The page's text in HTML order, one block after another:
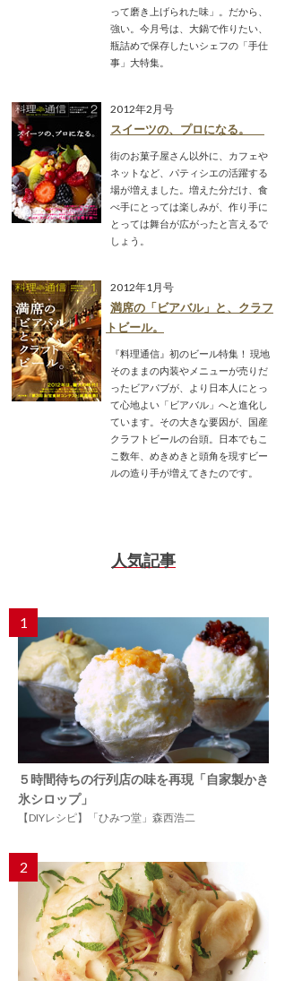
って磨き上げられた味」。だから、
強い。今月号は、大鍋で作りたい、
瓶詰めで保存したいシェフの「手仕
事」大特集。
2012年2月号
スイーツの、プロになる。
街のお菓子屋さん以外に、カフェや
ネットなど、パティシエの活躍する
場が増えました。増えた分だけ、食
べ手にとっては楽しみが、作り手に
とっては舞台が広がったと言えるで
しょう。
2012年1月号
満席の「ビアバル」と、クラフ
トビール。
『料理通信』初のビール特集！ 現地
そのままの内装やメニューが売りだ
ったビアパブが、より日本人にとっ
て心地よい「ビアバル」へと進化し
ています。その大きな要因が、国産
クラフトビールの台頭。日本でもこ
こ数年、めきめきと頭角を現すビー
ルの造り手が増えてきたのです。
人気記事
1
５時間待ちの行列店の味を再現「自家製かき
氷シロップ」
【DIYレシピ】「ひみつ堂」森西浩二
2